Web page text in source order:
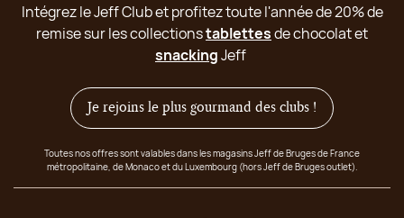
Intégrez le Jeff Club et profitez toute l'année de 20% de
remise sur les collectionstablettesde chocolat et
snackingJeff
Je rejoins le plus gourmand des clubs !
Toutes nos offres sont valables dans les magasins Jeff de Bruges de France
métropolitaine, de Monaco et du Luxembourg (hors Jeff de Bruges outlet).